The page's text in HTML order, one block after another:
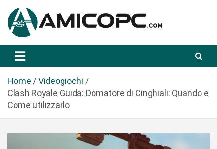
a
Amicopc.com
Home
Videogiochi
Clash Royale Guida: Domatore di Cinghiali: Quando e
Come utilizzarlo